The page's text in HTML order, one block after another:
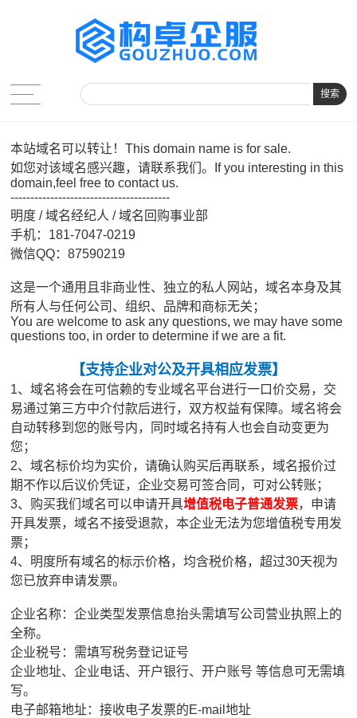
搜索
本站域名可以转让！This domain name is for sale.
如您对该域名感兴趣，请联系我们。If you interesting in this
domain,feel free to contact us.
----------------------------------------
明度 / 域名经纪人 / 域名回购事业部
手机：181-7047-0219
微信QQ：87590219
这是一个通用且非商业性、独立的私人网站，域名本身及其
所有人与任何公司、组织、品牌和商标无关；
You are welcome to ask any questions, we may have some
questions too, in order to determine if we are a fit.
【支持企业对公及开具相应发票】
1、域名将会在可信赖的专业域名平台进行一口价交易，交
易通过第三方中介付款后进行，双方权益有保障。域名将会
自动转移到您的账号内，同时域名持有人也会自动变更为
您；
2、域名标价均为实价，请确认购买后再联系，域名报价过
期不作以后议价凭证，企业交易可签合同，可对公转账；
3、购买我们域名可以申请开具增值税电子普通发票，申请
开具发票，域名不接受退款，本企业无法为您增值税专用发
票；
4、明度所有域名的标示价格，均含税价格，超过30天视为
您已放弃申请发票。
企业名称：企业类型发票信息抬头需填写公司营业执照上的
全称。
企业税号：需填写税务登记证号
企业地址、企业电话、开户银行、开户账号 等信息可无需填
写。
电子邮箱地址：接收电子发票的E-mail地址